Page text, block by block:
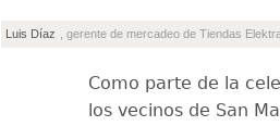
Luis Díaz , gerente de mercadeo de Tiendas
Como parte de la
los vecinos de San